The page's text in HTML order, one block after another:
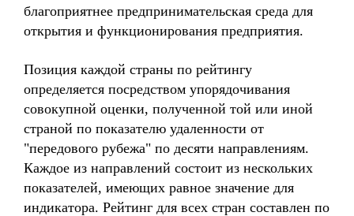
благоприятнее предпринимательская среда для
открытия и функционирования предприятия.
Позиция каждой страны по рейтингу
определяется посредством упорядочивания
совокупной оценки, полученной той или иной
страной по показателю удаленности от
"передового рубежа" по десяти направлениям.
Каждое из направлений состоит из нескольких
показателей, имеющих равное значение для
индикатора. Рейтинг для всех стран составлен по